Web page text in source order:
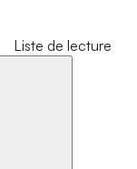
Liste de lecture